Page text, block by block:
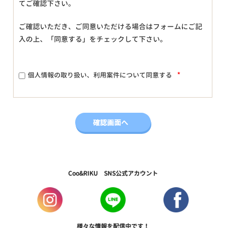
てご確認下さい。
ご確認いただき、ご同意いただける場合はフォームにご記
入の上、「同意する」をチェックして下さい。
個人情報の取り扱い、利用案件について同意する *
Coo&RIKU SNS公式アカウント
様々な情報を配信中です！